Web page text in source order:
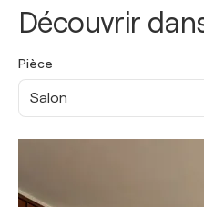
Découvrir
Pièce
Salon